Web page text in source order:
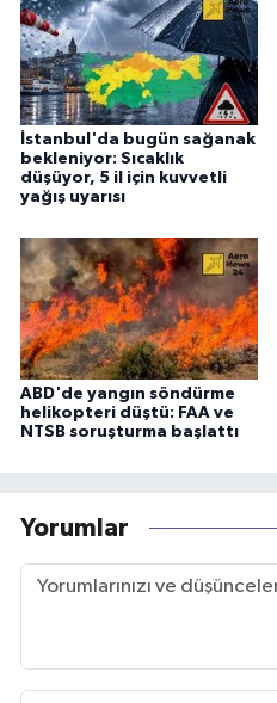
İstanbul'da bugün sağanak
bekleniyor: Sıcaklık
düşüyor, 5 il için kuvvetli
yağış uyarısı
ABD'de yangın söndürme
helikopteri düştü: FAA ve
NTSB soruşturma başlattı
Yorumlar